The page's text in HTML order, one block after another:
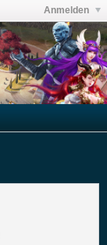
Anmelden